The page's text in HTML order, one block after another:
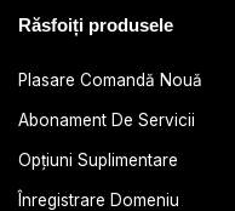
Răsfoiți produsele
Plasare Comandă Nouă
Abonament De Servicii
Opțiuni Suplimentare
Înregistrare Domeniu